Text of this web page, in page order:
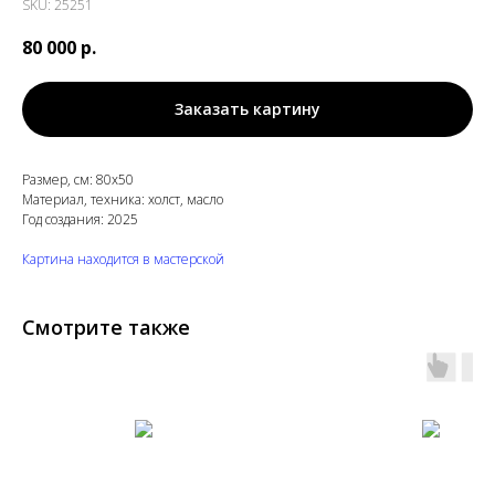
SKU: 25251
80 000 р.
Заказать картину
Размер, см: 80х50
Материал, техника: холст, масло
Год создания: 2025
Картина находится в мастерской
Смотрите также